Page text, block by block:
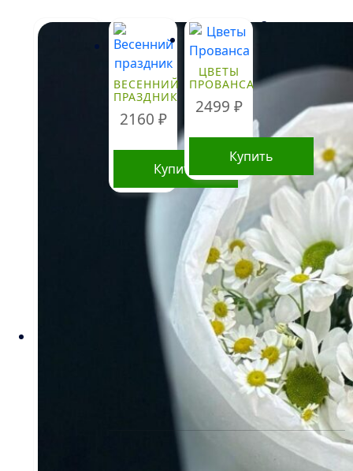
ВЕСЕННИЙ
ПРАЗДНИК
2160 ₽
Купить
ЦВЕТЫ
ПРОВАНСА
2499 ₽
Купить
Стоимость
указанная на
сайте,
ориентировочна
и может
меняться.
Окончательная
цена зависит от
доступности
определенных
видов цветов,
времени года, а
также может быть выше в
периоды праздников и предпраздничных
дней. Информация о составе букетов, ценах на
товары и услуги, представленная на данном
сайте, предназначена исключительно для
ознакомления и не является публичной
офертой, как это определено в Статье 437(2)
Гражданского кодекса Российской Федерации.
КЛИЕНТАМ
Политика конфиденциальности